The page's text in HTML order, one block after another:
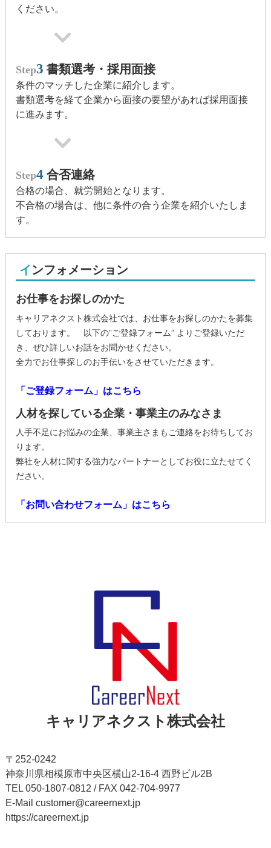
ください。
Step3 書類選考・採用面接
条件のマッチした企業に紹介します。
書類選考を経て企業から面接の要望があれば採用面接
に進みます。
Step4 合否連絡
合格の場合、就労開始となります。
不合格の場合は、他に条件の合う企業を紹介いたしま
す。
インフォメーション
お仕事をお探しのかた
キャリアネクスト株式会社では、お仕事をお探しのかたを募集
しております。 以下の”ご登録フォーム” よりご登録いただ
き、ぜひ詳しいお話をお聞かせください。
全力でお仕事探しのお手伝いをさせていただきます。
「ご登録フォーム」はこちら
人材を探している企業・事業主のみなさま
人手不足にお悩みの企業、事業主さまもご連絡をお待ちしてお
ります。
弊社を人材に関する強力なパートナーとしてお役に立たせてく
ださい。
「お問い合わせフォーム」はこちら
キャリアネクスト株式会社
〒252-0242
神奈川県相模原市中央区横山2-16-4 西野ビル2B
TEL 050-1807-0812 / FAX 042-704-9977
E-Mail customer@careernext.jp
https://careernext.jp